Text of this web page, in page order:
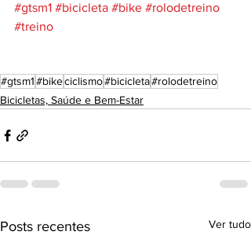
#gtsm1 #bicicleta #bike #rolodetreino
#treino
#gtsm1#bikeciclismo#bicicleta#rolodetreino
Bicicletas, Saúde e Bem-Estar
Posts recentes Ver tudo